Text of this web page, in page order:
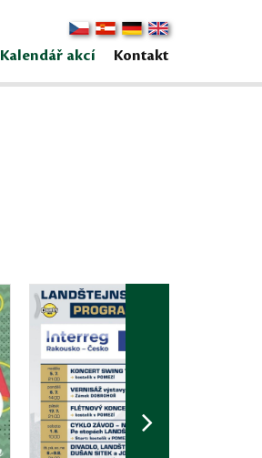
Kalendář akcí Kontakt